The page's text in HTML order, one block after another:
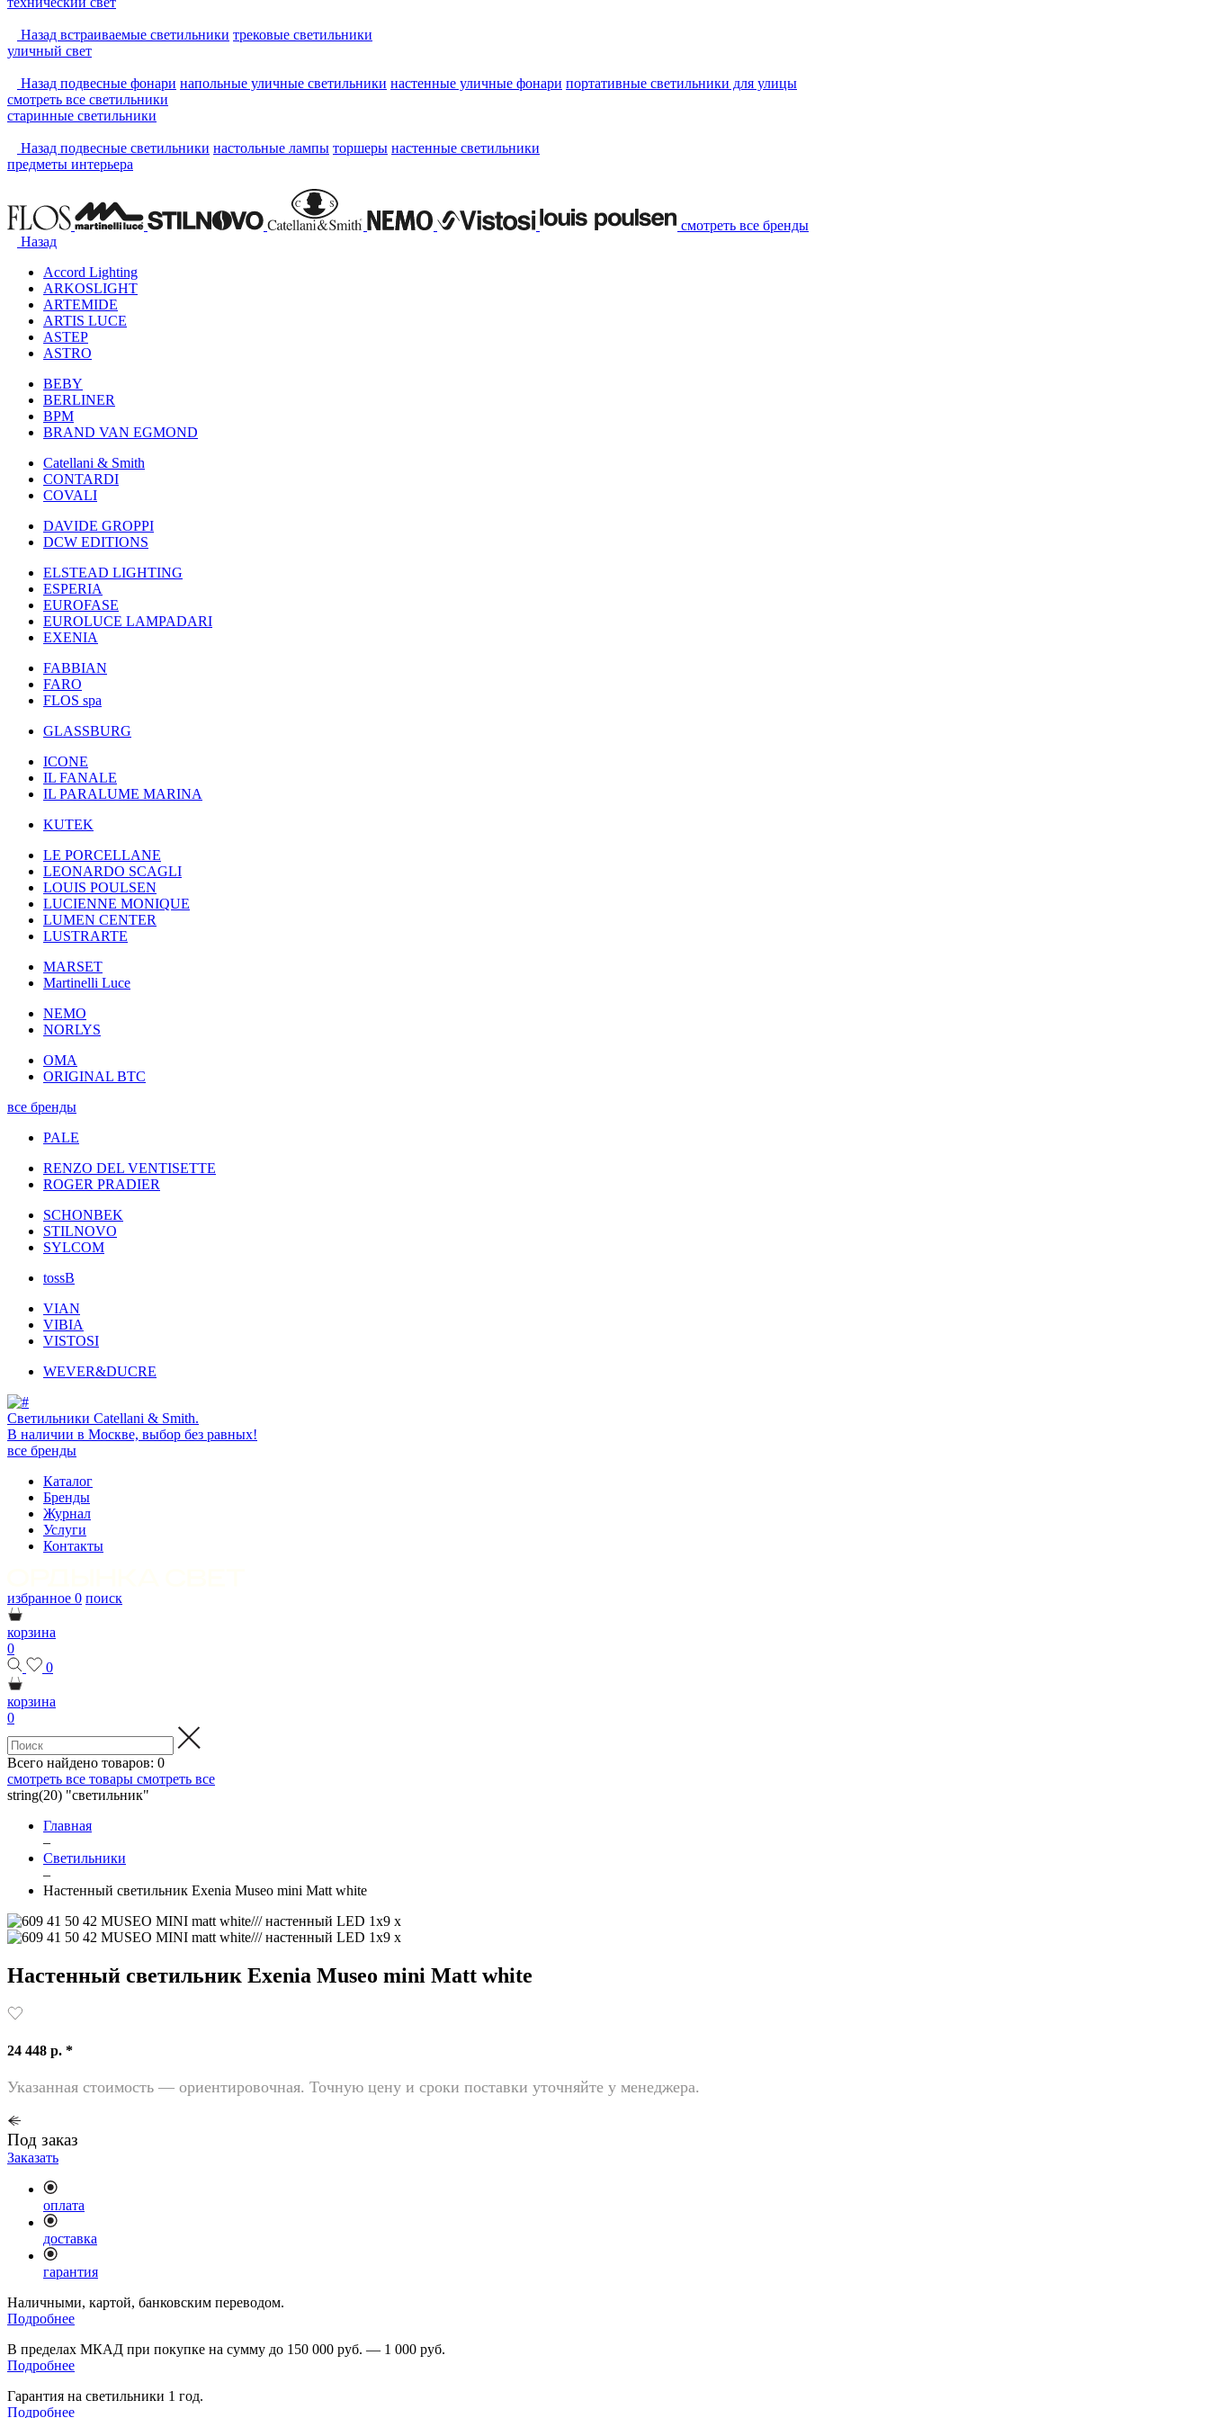
Назад встраиваемые светильники трековые светильники
уличный свет
Назад подвесные фонари напольные уличные светильники настенные уличные фонари портативные светильники для улицы
смотреть все светильники
старинные светильники
Назад подвесные светильники настольные лампы торшеры настенные светильники
предметы интерьера
смотреть все бренды
Назад
Accord Lighting
ARKOSLIGHT
ARTEMIDE
ARTIS LUCE
ASTEP
ASTRO
BEBY
BERLINER
BPM
BRAND VAN EGMOND
Catellani & Smith
CONTARDI
COVALI
DAVIDE GROPPI
DCW EDITIONS
ELSTEAD LIGHTING
ESPERIA
EUROFASE
EUROLUCE LAMPADARI
EXENIA
FABBIAN
FARO
FLOS spa
GLASSBURG
ICONE
IL FANALE
IL PARALUME MARINA
KUTEK
LE PORCELLANE
LEONARDO SCAGLI
LOUIS POULSEN
LUCIENNE MONIQUE
LUMEN CENTER
LUSTRARTE
MARSET
Martinelli Luce
NEMO
NORLYS
OMA
ORIGINAL BTC
все бренды
PALE
RENZO DEL VENTISETTE
ROGER PRADIER
SCHONBEK
STILNOVO
SYLCOM
tossB
VIAN
VIBIA
VISTOSI
WEVER&DUCRE
Светильники Catellani & Smith.
В наличии в Москве, выбор без равных!
все бренды
Каталог
Бренды
Журнал
Услуги
Контакты
избранное 0 поиск
корзина
0
0
корзина
0
Всего найдено товаров: 0
смотреть все товары смотреть все
string(20) "светильник"
Главная
–
Светильники
–
Настенный светильник Exenia Museo mini Matt white
Настенный светильник Exenia Museo mini Matt white
24 448 р. *
Указанная стоимость — ориентировочная. Точную цену и сроки поставки уточняйте у менеджера.
Под заказ
Заказать
оплата
доставка
гарантия
Наличными, картой, банковским переводом.
Подробнее
В пределах МКАД при покупке на сумму до 150 000 руб. — 1 000 руб.
Подробнее
Гарантия на светильники 1 год.
Подробнее